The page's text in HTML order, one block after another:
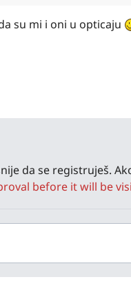
su mi i oni u opticaju
da se registruješ.
before it will be